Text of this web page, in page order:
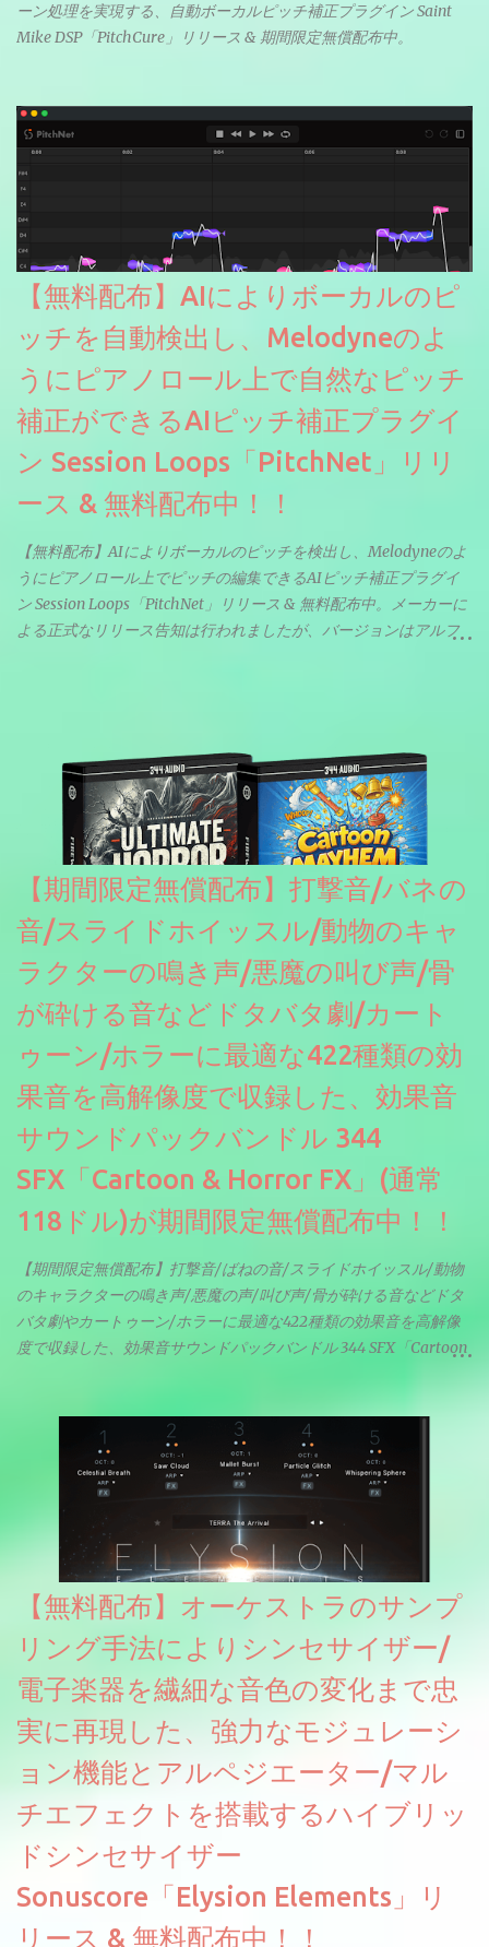
ーン処理を実現する、自動ボーカルピッチ補正プラグイン Saint
Mike DSP「PitchCure」リリース & 期間限定無償配布中。
【無料配布】AIによりボーカルのピ
ッチを自動検出し、Melodyneのよ
うにピアノロール上で自然なピッチ
補正ができるAIピッチ補正プラグイ
ン Session Loops「PitchNet」リリ
ース & 無料配布中！！
【無料配布】AIによりボーカルのピッチを検出し、Melodyneのよ
うにピアノロール上でピッチの編集できるAIピッチ補正プラグイ
ン Session Loops「PitchNet」リリース & 無料配布中。メーカーに
よる正式なリリース告知は行われましたが、バージョンはアルフ
のあるDrumNetのメーカーです。調べたところによるとオープン
ソースを元に設計・改良した製品のようです。
【期間限定無償配布】打撃音/バネの
音/スライドホイッスル/動物のキャ
ラクターの鳴き声/悪魔の叫び声/骨
が砕ける音などドタバタ劇/カート
ゥーン/ホラーに最適な422種類の効
果音を高解像度で収録した、効果音
サウンドパックバンドル 344
SFX「Cartoon & Horror FX」(通常
118ドル)が期間限定無償配布中！！
【期間限定無償配布】打撃音/ばねの音/スライドホイッスル/動物
のキャラクターの鳴き声/悪魔の声/叫び声/骨が砕ける音などドタ
バタ劇やカートゥーン/ホラーに最適な422種類の効果音を高解像
度で収録した、効果音サウンドパックバンドル 344 SFX「Cartoon
【無料配布】オーケストラのサンプ
リング手法によりシンセサイザー/
電子楽器を繊細な音色の変化まで忠
実に再現した、強力なモジュレーシ
ョン機能とアルペジエーター/マル
チエフェクトを搭載するハイブリッ
ドシンセサイザー
Sonuscore「Elysion Elements」リ
リース & 無料配布中！！